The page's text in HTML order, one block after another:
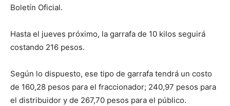
Boletín Oficial.
Hasta el jueves próximo, la garrafa de 10 kilos seguirá
costando 216 pesos.
Según lo dispuesto, ese tipo de garrafa tendrá un costo
de 160,28 pesos para el fraccionador; 240,97 pesos para
el distribuidor y de 267,70 pesos para el público.